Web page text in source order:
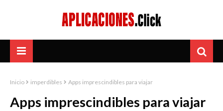
Inicio imperdibles Apps imprescindibles para viajar
Apps imprescindibles para viajar